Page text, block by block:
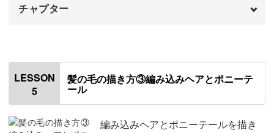
チャプター
はじめに
ショートカットヘアの描き方
巻きおろしヘアの描き方 07:50
LESSON
5
髪の毛の描き方③編み込みヘアとポニーテ
ール
編み込みヘアとポニーテールを描き